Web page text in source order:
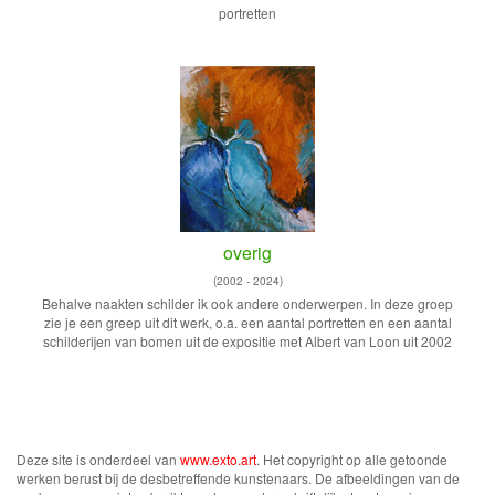
portretten
overig
(2002 - 2024)
Behalve naakten schilder ik ook andere onderwerpen. In deze groep
zie je een greep uit dit werk, o.a. een aantal portretten en een aantal
schilderijen van bomen uit de expositie met Albert van Loon uit 2002
Deze site is onderdeel van www.exto.art. Het copyright op alle getoonde
werken berust bij de desbetreffende kunstenaars. De afbeeldingen van de